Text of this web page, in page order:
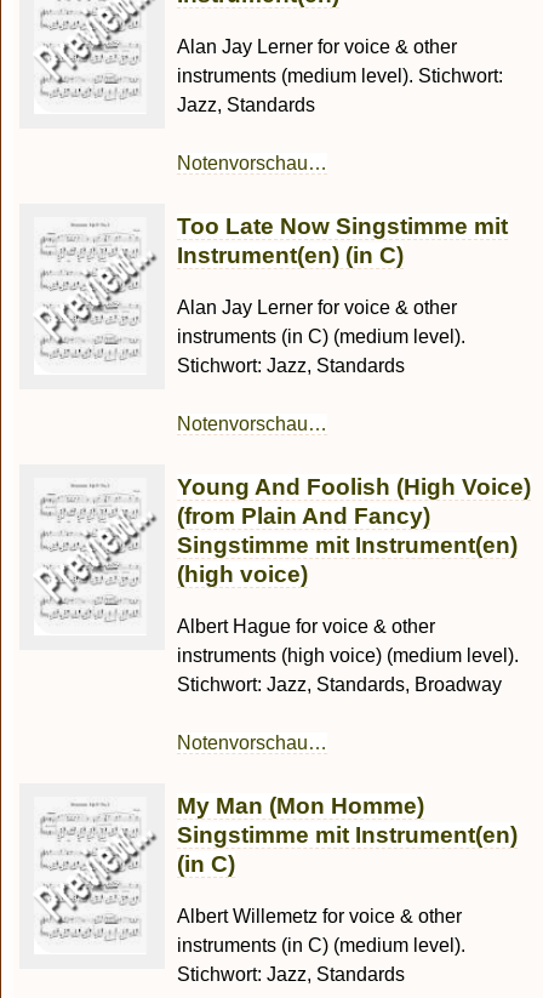
Alan Jay Lerner for voice & other
instruments (medium level). Stichwort:
Jazz, Standards
Notenvorschau…
Too Late Now Singstimme mit
Instrument(en) (in C)
Alan Jay Lerner for voice & other
instruments (in C) (medium level).
Stichwort: Jazz, Standards
Notenvorschau…
Young And Foolish (High Voice)
(from Plain And Fancy)
Singstimme mit Instrument(en)
(high voice)
Albert Hague for voice & other
instruments (high voice) (medium level).
Stichwort: Jazz, Standards, Broadway
Notenvorschau…
My Man (Mon Homme)
Singstimme mit Instrument(en)
(in C)
Albert Willemetz for voice & other
instruments (in C) (medium level).
Stichwort: Jazz, Standards